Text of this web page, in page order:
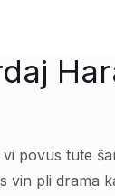
povus tute
vin pli drama